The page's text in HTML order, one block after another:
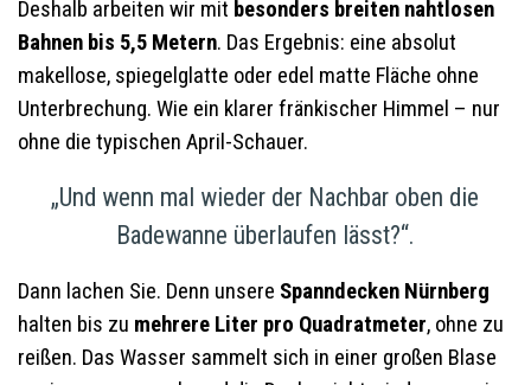
Deshalb arbeiten wir mit besonders breiten nahtlosen
Bahnen bis 5,5 Metern. Das Ergebnis: eine absolut
makellose, spiegelglatte oder edel matte Fläche ohne
Unterbrechung. Wie ein klarer fränkischer Himmel – nur
ohne die typischen April-Schauer.
„Und wenn mal wieder der Nachbar oben die
Badewanne überlaufen lässt?“.
Dann lachen Sie. Denn unsere Spanndecken Nürnberg
halten bis zu mehrere Liter pro Quadratmeter, ohne zu
reißen. Das Wasser sammelt sich in einer großen Blase